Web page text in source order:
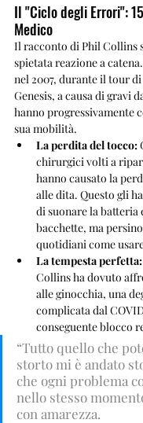
Il "Ciclo degli Errori":
Medico
Il racconto di Phil Collins
spietata reazione a
nel 2007, durante il tour
Genesis, a causa di gravi
hanno progressivamente
sua mobilità.
La perdita del tocco:
chirurgici volti a
hanno causato la
alle dita. Questo gli
di suonare la batteria
bacchette, ma
quotidiani come
La tempesta perfetta:
Collins ha dovuto
alle ginocchia, una
complicata dal
conseguente blocco
“Tutto quello che
storto mi è andato
che ogni problema
nello stesso
con amarezza.